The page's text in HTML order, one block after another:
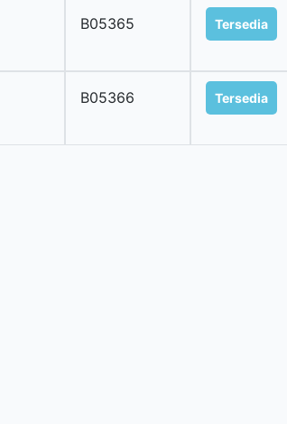
B05365 Tersedia
B05366 Tersedia